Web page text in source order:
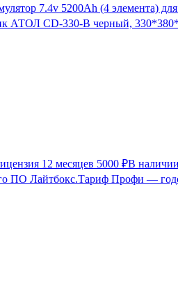
7.4v 5200Ah (4 элемента)
12 месяцев 5000 ₽В наличии
Лайтбокс.Тариф Профи —